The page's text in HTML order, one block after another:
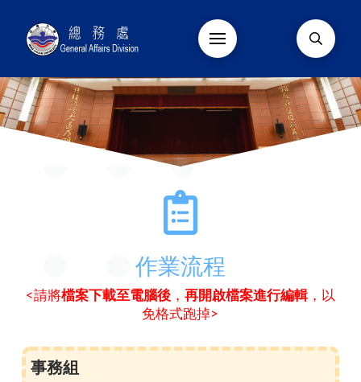
作業流程
<請將檔案下載至電腦後， 再開啟檔案進行編輯，以
免格式跑掉>
事務組